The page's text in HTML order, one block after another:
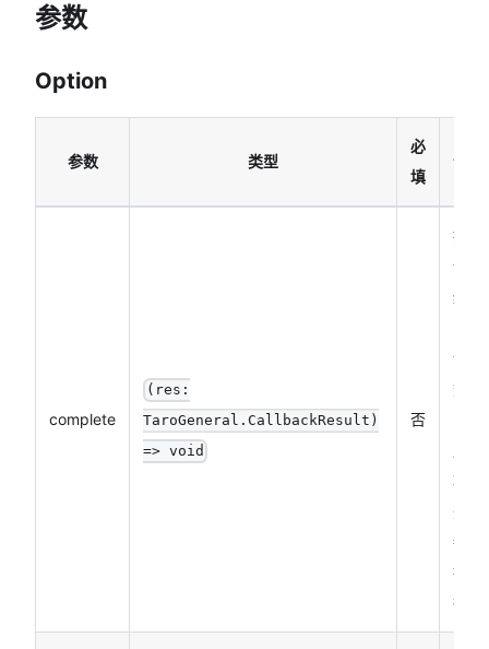
参数
Option
参数 类型
必
填
说明
complete
(res:
TaroGeneral.CallbackResult)
=> void
否
接口
调用
结束
调函
数
功、
失败
都会
执
行）